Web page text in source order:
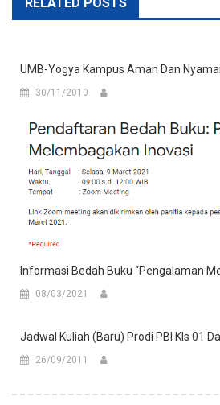
UMB-Yogya Kampus Aman Dan
30/11/2010
Informasi Bedah Buku “Pengalaman
08/03/2021
Jadwal Kuliah (Baru) Prodi PBI Kls 01
26/09/2011